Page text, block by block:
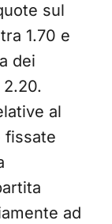
sul
1.70 e
dei
al
fissate
ad